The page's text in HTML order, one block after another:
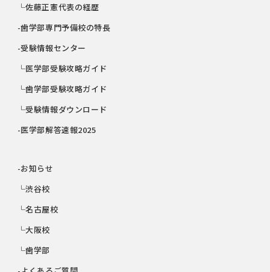
└佐藤正憲代表の経歴
-歯学部専門予備校の特長
-受験情報センター
└医学部受験攻略ガイド
└歯学部受験攻略ガイド
└受験情報ダウンロード
-医学部解答速報2025
-お知らせ
└渋谷校
└名古屋校
└大阪校
└歯学部